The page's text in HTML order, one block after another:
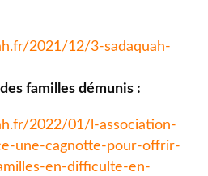
2021/12/3-sadaquah-
familles démunis :
2022/01/l-association-
une-cagnotte-pour-offrir-
en-difficulte-en-